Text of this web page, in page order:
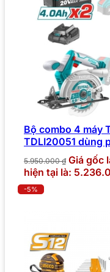
Bộ combo 4 máy
TDLI20051 dùng
5.950.000₫ Giá gốc
hiện tại là:
-5%